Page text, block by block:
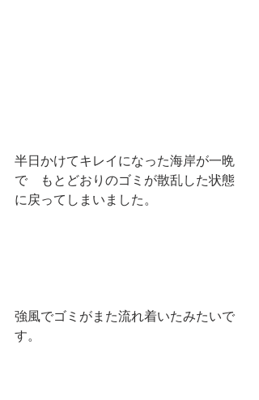
半日かけてキレイになった海岸が一晩
で　もとどおりのゴミが散乱した状態
に戻ってしまいました。
強風でゴミがまた流れ着いたみたいで
す。